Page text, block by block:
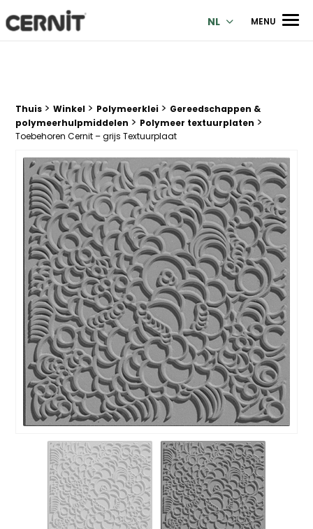
Cernit Une qualité haut de gamme pour des créations
NL MENU
Breadcrumb trail:
Thuis > Winkel > Polymeerklei > Gereedschappen &
polymeerhulpmiddelen > Polymeer textuurplaten >
Toebehoren Cernit – grijs Textuurplaat